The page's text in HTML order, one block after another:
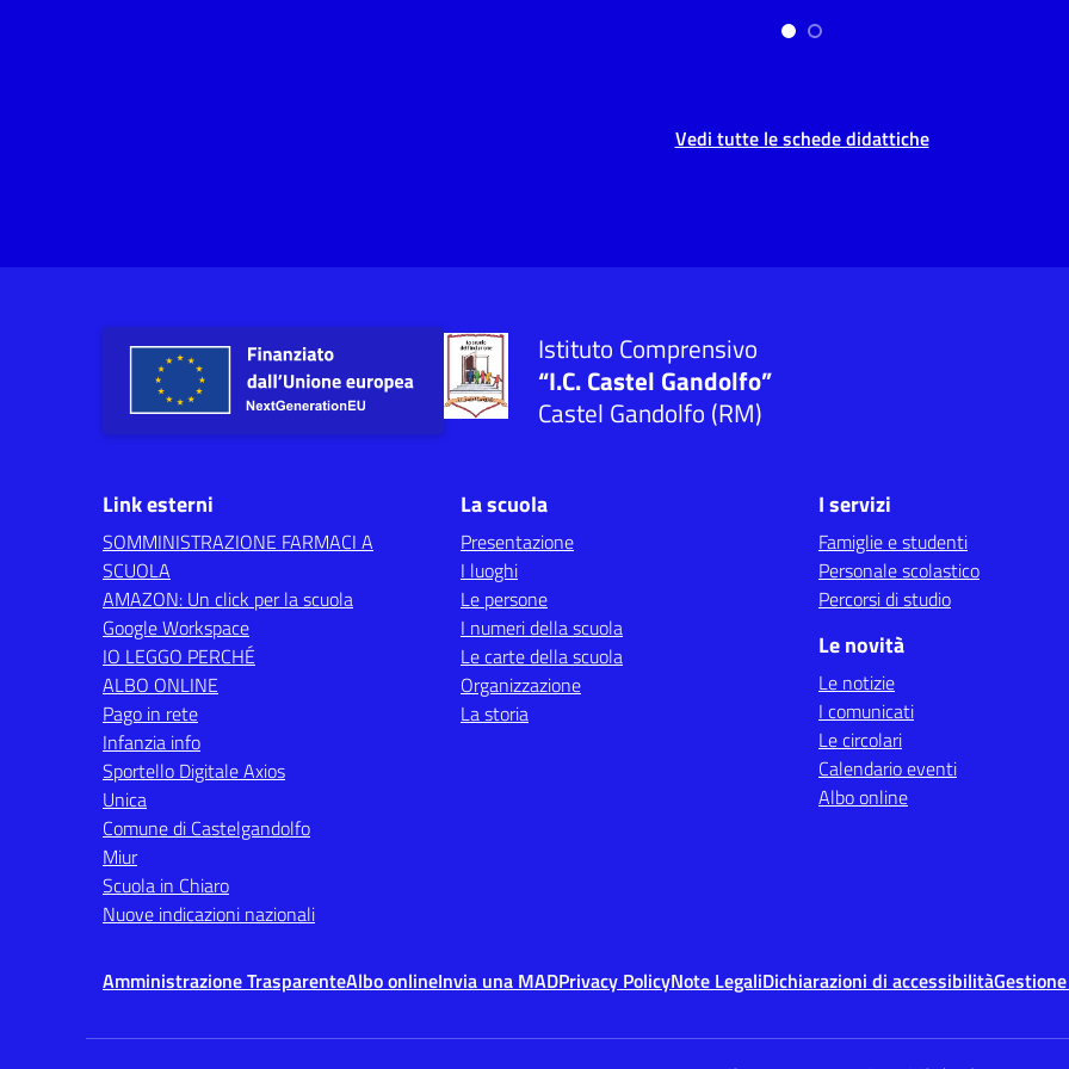
Vedi tutte le schede didattiche
Istituto Comprensivo
“I.C. Castel Gandolfo”
Castel Gandolfo (RM)
Link esterni
SOMMINISTRAZIONE FARMACI A
SCUOLA
AMAZON: Un click per la scuola
Google Workspace
IO LEGGO PERCHÉ
ALBO ONLINE
Pago in rete
Infanzia info
Sportello Digitale Axios
Unica
Comune di Castelgandolfo
Miur
Scuola in Chiaro
Nuove indicazioni nazionali
La scuola
Presentazione
I luoghi
Le persone
I numeri della scuola
Le carte della scuola
Organizzazione
La storia
I servizi
Famiglie e studenti
Personale scolastico
Percorsi di studio
Le novità
Le notizie
I comunicati
Le circolari
Calendario eventi
Albo online
Amministrazione TrasparenteAlbo onlineInvia una MADPrivacy PolicyNote LegaliDichiarazioni di accessibilità